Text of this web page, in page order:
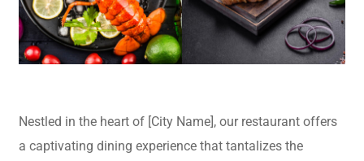
Nestled in the heart of [City Name], our restaurant offers
a captivating dining experience that tantalizes the